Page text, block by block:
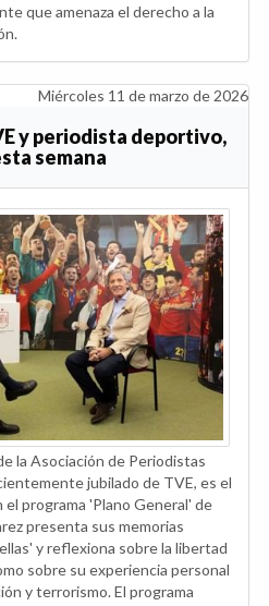
que amenaza el derecho a la
Miércoles 11 de marzo de 2026
y periodista deportivo,
semana
la Asociación de Periodistas
jubilado de TVE, es el
programa 'Plano General' de
presenta sus memorias
y reflexiona sobre la libertad
sobre su experiencia personal
y terrorismo. El programa